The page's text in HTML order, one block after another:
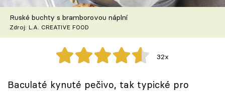
Ruské buchty s bramborovou náplní
Zdroj: L.A. CREATIVE FOOD
32x
Baculaté kynuté pečivo, tak typické pro